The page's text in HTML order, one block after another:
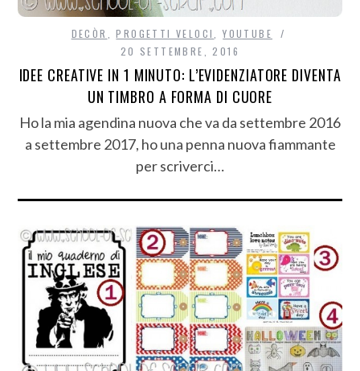
DECÒR ,PROGETTI VELOCI ,YOUTUBE
20 SETTEMBRE, 2016
IDEE CREATIVE IN 1 MINUTO: L’EVIDENZIATORE DIVENTA
UN TIMBRO A FORMA DI CUORE
Ho la mia agendina nuova che va da settembre 2016
a settembre 2017, ho una penna nuova fiammante
per scriverci…